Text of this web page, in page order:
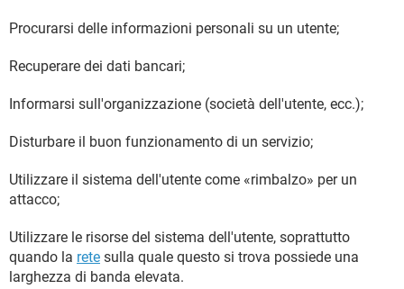
Procurarsi delle informazioni personali su un utente;
Recuperare dei dati bancari;
Informarsi sull'organizzazione (società dell'utente, ecc.);
Disturbare il buon funzionamento di un servizio;
Utilizzare il sistema dell'utente come «rimbalzo» per un
attacco;
Utilizzare le risorse del sistema dell'utente, soprattutto
quando la rete sulla quale questo si trova possiede una
larghezza di banda elevata.